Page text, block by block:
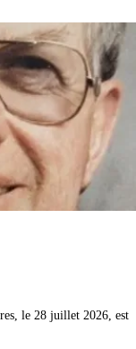
le 28 juillet 2026, est